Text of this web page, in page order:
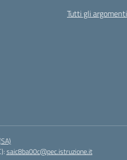
Tutti gli argomenti
saic8ba00c@pec.istruzione.it